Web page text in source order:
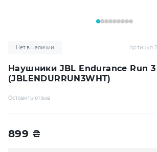
Наушники JBL Endurance Run
(JBLENDURRUN3WHT)
Нет в наличии Артикул:
Оставить отзыв
899 ₴